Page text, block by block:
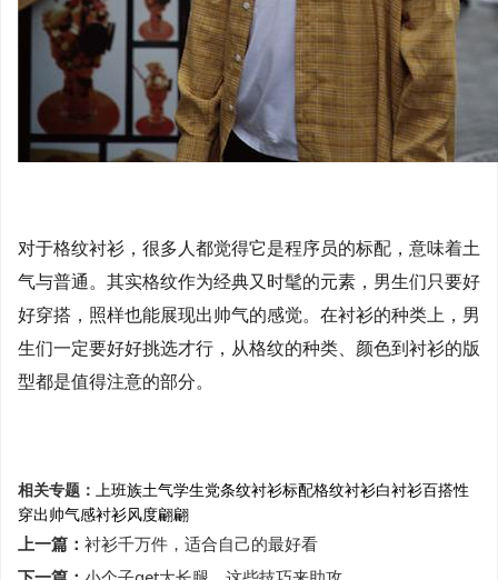
对于格纹衬衫，很多人都觉得它是程序员的标配，意味着土
气与普通。其实格纹作为经典又时髦的元素，男生们只要好
好穿搭，照样也能展现出帅气的感觉。在衬衫的种类上，男
生们一定要好好挑选才行，从格纹的种类、颜色到衬衫的版
型都是值得注意的部分。
相关专题： 上班族土气学生党条纹衬衫标配格纹衬衫白衬衫百搭性
穿出帅气感衬衫风度翩翩
上一篇： 衬衫千万件，适合自己的最好看